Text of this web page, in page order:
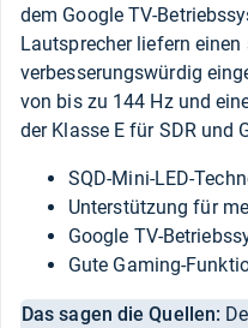
dem Google TV-
Lautsprecher liefern
verbesserungswürdig
von bis zu 144 Hz und
der Klasse E für SDR und
SQD-Mini-LED-
Unterstützung für
Google TV-
Gute Gaming-
Das sagen die Quellen: